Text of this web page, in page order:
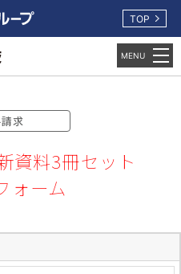
TOP
求
資料3冊セット
ォーム